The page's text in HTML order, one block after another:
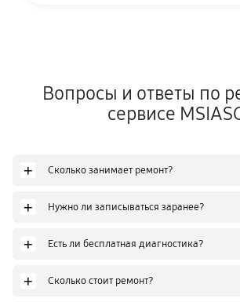
Вопросы и ответы по
сервисе
+ Сколько занимает ремонт?
+ Нужно ли записываться заранее?
+ Есть ли бесплатная диагностика?
+ Сколько стоит ремонт?